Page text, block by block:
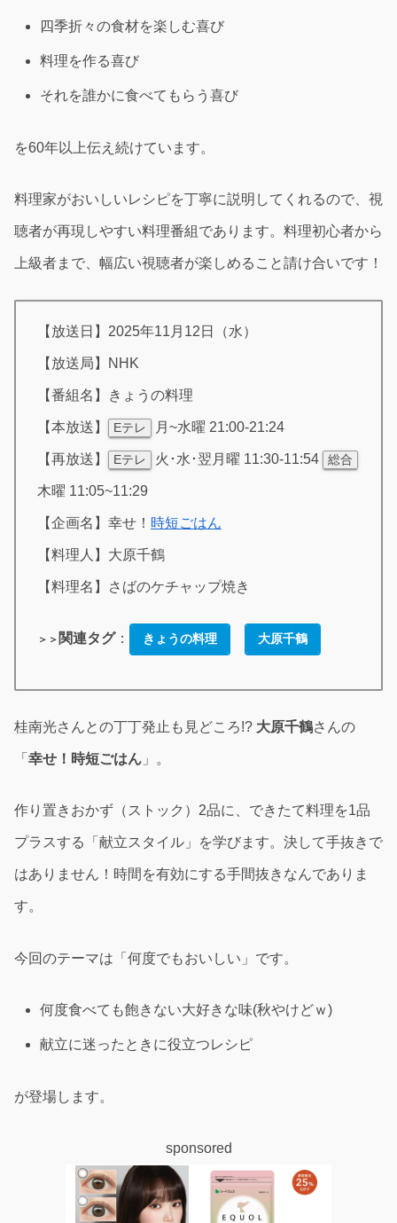
四季折々の食材を楽しむ喜び
料理を作る喜び
それを誰かに食べてもらう喜び
を60年以上伝え続けています。
料理家がおいしいレシピを丁寧に説明してくれるので、視
聴者が再現しやすい料理番組であります。料理初心者から
上級者まで、幅広い視聴者が楽しめること請け合いです！
【放送日】2025年11月12日（水）
【放送局】NHK
【番組名】きょうの料理
【本放送】 Eテレ 月~水曜 21:00-21:24
【再放送】 Eテレ 火･水･翌月曜 11:30-11:54 総合
木曜 11:05~11:29
【企画名】幸せ！ 時短ごはん
【料理人】大原千鶴
【料理名】さばのケチャップ焼き
＞＞ 関連タグ： きょうの料理 大原千鶴
桂南光さんとの丁丁発止も見どころ!? 大原千鶴さんの
「 幸せ！時短ごはん 」。
作り置きおかず（ストック）2品に、できたて料理を1品
プラスする「献立スタイル」を学びます。決して手抜きで
はありません！時間を有効にする手間抜きなんでありま
す。
今回のテーマは「何度でもおいしい」です。
何度食べても飽きない大好きな味(秋やけどｗ)
献立に迷ったときに役立つレシピ
が登場します。
sponsored